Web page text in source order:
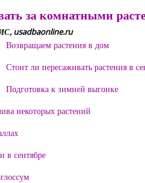
за комнатными
usadbaonline.ru
Возвращаем растения в дом
Стоит ли пересаживать растения в
Подготовка к зимней выгонке
некоторых растений
в сентябре